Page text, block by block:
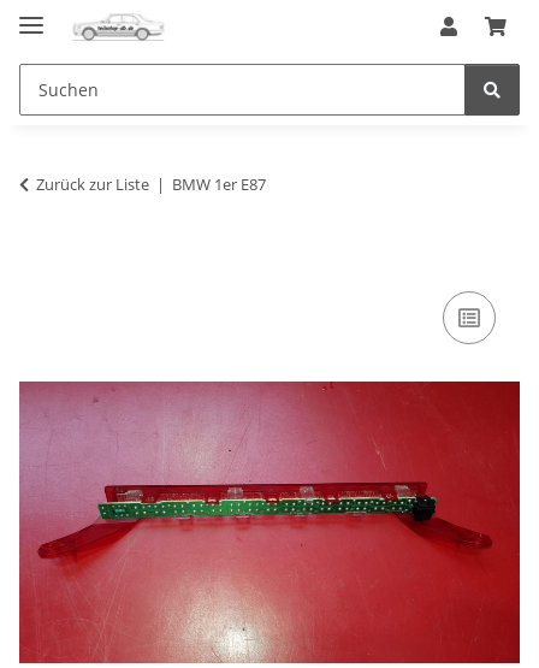
Zurück zur Liste BMW 1er E87